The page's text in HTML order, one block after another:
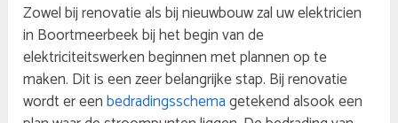
Zowel bij renovatie als bij nieuwbouw zal uw elektricien
in Boortmeerbeek bij het begin van de
elektriciteitswerken beginnen met plannen op te
maken. Dit is een zeer belangrijke stap. Bij renovatie
wordt er eenbedradingsschemagetekend alsook een